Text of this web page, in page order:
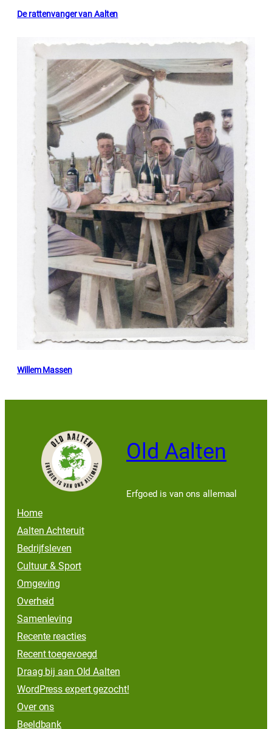
De rattenvanger van Aalten
Willem Massen
Old Aalten
Erfgoed is van ons allemaal
Home
Aalten Achteruit
Bedrijfsleven
Cultuur & Sport
Omgeving
Overheid
Samenleving
Recente reacties
Recent toegevoegd
Draag bij aan Old Aalten
WordPress expert gezocht!
Over ons
Beeldbank